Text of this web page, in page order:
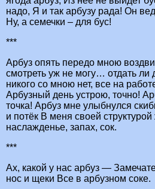
надо, Я и так арбузу рада! Он
Ну, а семечки – для бус!
***
Арбуз опять передо мною
смотреть уж не могу… отдать ли
никого со мною нет, все на
Арбузный день устрою, точно!
точка! Арбуз мне улыбнулся
и потёк В меня своей
наслажденье, запах, сок.
***
Ах, какой у нас арбуз —
нос и щеки Все в арбузном соке.